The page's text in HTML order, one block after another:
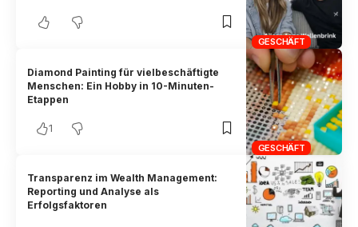
GESCHÄFT
GESCHÄFT
Diamond Painting für vielbeschäftigte
Menschen: Ein Hobby in 10-Minuten-
Etappen
1
Transparenz im Wealth Management:
Reporting und Analyse als
Erfolgsfaktoren